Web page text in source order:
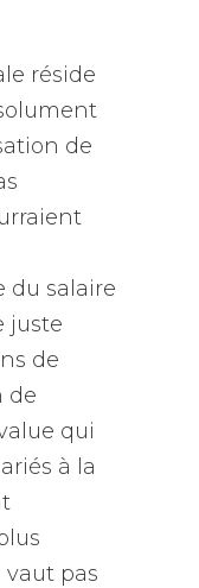
réside
de
du salaire
juste
de
de
qui
à la
vaut pas